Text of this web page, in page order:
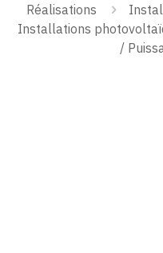
Réalisations
Installations
/